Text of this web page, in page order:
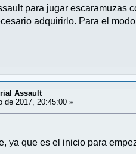
para jugar escaramuzas
adquirirlo. Para el
Assault
de 2017, 20:45:00 »
ya que es el inicio para